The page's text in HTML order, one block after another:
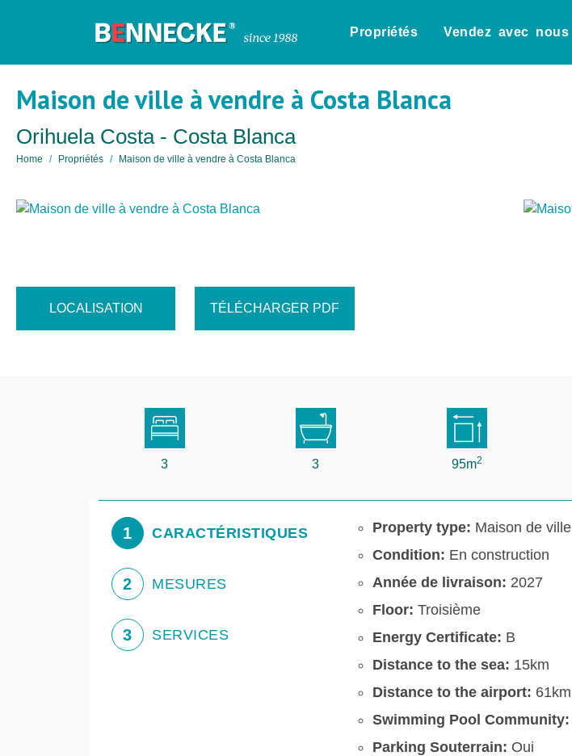
Propriétés Vendez avec nous
Maison de ville à vendre à Costa Blanca
Orihuela Costa - Costa Blanca
Home Propriétés Maison de ville à vendre à Costa Blanca
LOCALISATION TÉLÉCHARGER PDF
3 3 95m2
1 CARACTÉRISTIQUES
2 MESURES
3 SERVICES
Property type: Maison de ville
Condition: En construction
Année de livraison: 2027
Floor: Troisième
Energy Certificate: B
Distance to the sea: 15km
Distance to the airport: 61km
Swimming Pool Community:
Parking Souterrain: Oui